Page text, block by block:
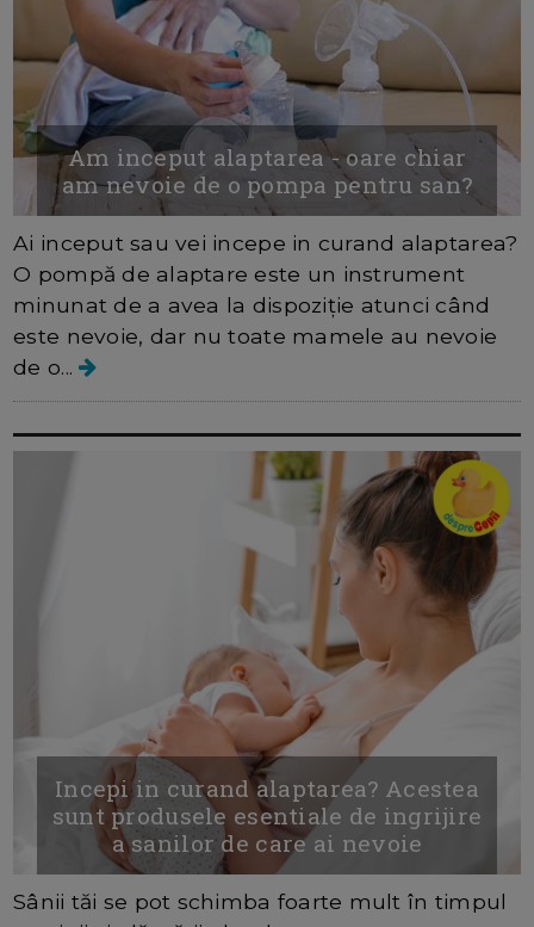
Am inceput alaptarea - oare chiar
am nevoie de o pompa pentru san?
Ai inceput sau vei incepe in curand alaptarea?
O pompă de alaptare este un instrument
minunat de a avea la dispoziție atunci când
este nevoie, dar nu toate mamele au nevoie
de o...
Incepi in curand alaptarea? Acestea
sunt produsele esentiale de ingrijire
a sanilor de care ai nevoie
Sânii tăi se pot schimba foarte mult în timpul